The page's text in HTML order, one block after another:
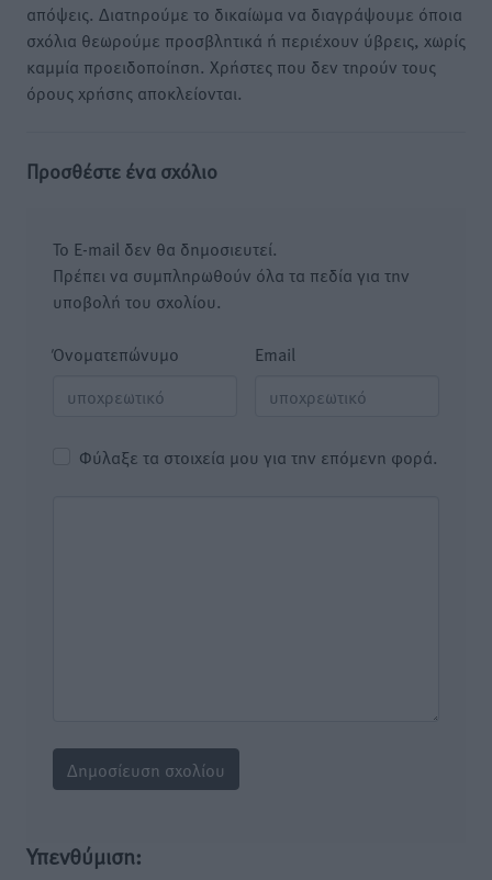
απόψεις. Διατηρούμε το δικαίωμα να διαγράψουμε όποια
σχόλια θεωρούμε προσβλητικά ή περιέχουν ύβρεις, χωρίς
καμμία προειδοποίηση. Χρήστες που δεν τηρούν τους
όρους χρήσης αποκλείονται.
Προσθέστε ένα σχόλιο
Το E-mail δεν θα δημοσιευτεί.
Πρέπει να συμπληρωθούν όλα τα πεδία για την
υποβολή του σχολίου.
Όνοματεπώνυμο Email
Φύλαξε τα στοιχεία μου για την επόμενη φορά.
Υπενθύμιση: